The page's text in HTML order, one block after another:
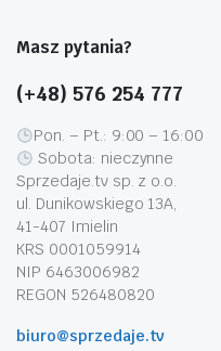
Masz pytania?
(+48) 576 254 777
Pon. – Pt.: 9:00 – 16:00
Sobota: nieczynne
Sprzedaje.tv sp. z o.o.
ul. Dunikowskiego 13A,
41-407 Imielin
KRS 0001059914
NIP 6463006982
REGON 526480820
biuro@sprzedaje.tv